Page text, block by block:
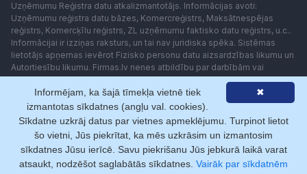
Uzņēmumu Reģistra datu atkalizmantotājs. Informācijas avoti:
Uzņēmumu reģistra datu bāzes, Komercreģistrs, Maksātnespējas
reģistrs, Komercķīlu reģistrs, ZL uzņēmumu faktisko datu reģistrs, u.c..
Informācijai ir izziņas raksturs, un tai nav juridiska spēka. Sistēmas
lietotājs apņemas ievērot Fizisko personu datu aizsardzības likumu un
Autortiesību likumu. Firmas.lv nenes atbildību par darbībām vai
lēmumiem, kas balstīti uz saņemto pakalpojumu. Lietotājam aizliegts
izmantot jebkādas automatizētas sistēmas vai iekārtas (robotus)
piekļuvei sistēmai bez rakstiskas saskaņošanas ar Firmas.lv. Galvenā
redaktore: Ingūna Pempere.
Lietošanas noteikumi
Privātuma politika Norēķini ar
✖
Informējam, ka šajā tīmekļa vietnē tiek
izmantotas sīkdatnes (angļu val. cookies).
Sīkdatne uzkrāj datus par vietnes apmeklējumu. Turpinot lietot
šo vietni, Jūs piekrītat, ka mēs uzkrāsim un izmantosim
sīkdatnes Jūsu ierīcē. Savu piekrišanu Jūs jebkurā laikā varat
atsaukt, nodzēšot saglabātās sīkdatnes. Vairāk par sīkdatnēm